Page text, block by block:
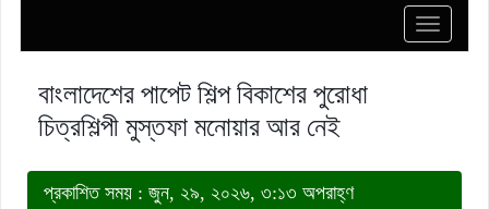
Toggle
বাংলাদেশের পাপেট শিল্প বিকাশের পুরোধা
চিত্রশিল্পী মুস্তফা মনোয়ার আর নেই
প্রকাশিত সময় : জুন, ২৯, ২০২৬, ৩:১৩ অপরাহ্ণ